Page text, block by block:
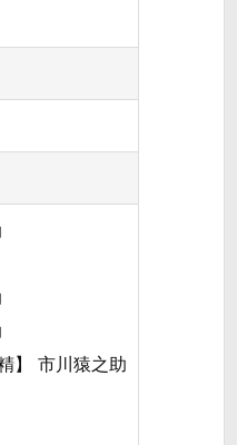
】 市川猿之助